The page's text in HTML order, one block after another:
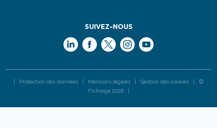
SUIVEZ-NOUS
Protection des données Mentions légales Gestion des cookies | ©
Fichorga 2026 |